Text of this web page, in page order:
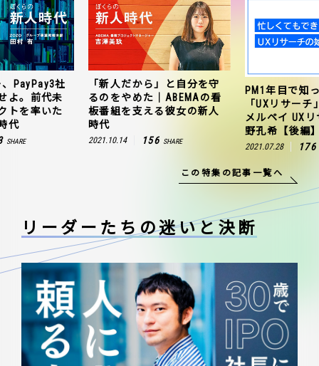
PayPay3社
よ。前代未
トを率いた
代
SHARE
「新人だから」と自分を守
るのをやめた｜ABEMAの看
板番組を支える彼女の新人
時代
2021.10.14 156 SHARE
PM1年目で知
「UXリサー
メルペイ UX
野孔希【後編
2021.07.28 176
この特集の記事一覧へ
リーダーたちの迷いと決断